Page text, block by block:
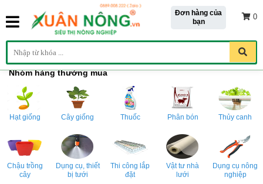
Đơn hàng của
bạn
0
Nhóm hàng thường mua
Hạt giống Cây giống Thuốc Phân bón Thủy canh
Chậu trồng
cây
Dụng cụ, thiết
bị tưới
Thi công lắp
đặt
Vật tư nhà
lưới
Dụng cụ nông
nghiệp